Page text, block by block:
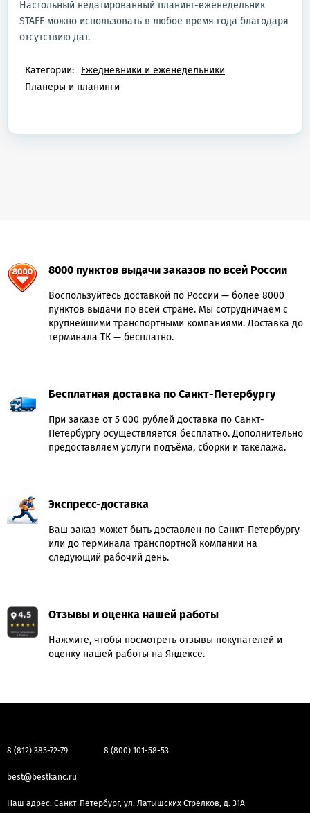
Настольный недатированный планинг-еженедельник
STAFF можно использовать в любое время года благодаря
отсутствию дат.
Категории:
Ежедневники и еженедельники
Планеры и планинги
8000 пунктов выдачи заказов по всей России
Воспользуйтесь доставкой по России — более 8000
пунктов выдачи по всей стране. Мы сотрудничаем с
крупнейшими транспортными компаниями. Доставка до
терминала ТК — бесплатно.
Бесплатная доставка по Санкт-Петербургу
При заказе от 5 000 рублей доставка по Санкт-
Петербургу осуществляется бесплатно. Дополнительно
предоставляем услуги подъёма, сборки и такелажа.
Экспресс-доставка
Ваш заказ может быть доставлен по Санкт-Петербургу
или до терминала транспортной компании на
следующий рабочий день.
Отзывы и оценка нашей работы
Нажмите, чтобы посмотреть отзывы покупателей и
оценку нашей работы на Яндексе.
8 (812) 385-72-79 8 (800) 101-58-53
best@bestkanc.ru
Наш адрес: Санкт-Петербург, ул. Латышских Стрелков, д. 31А